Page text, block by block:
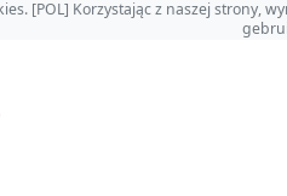
[POL] Korzystając z naszej